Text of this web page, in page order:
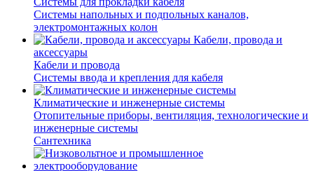
Системы напольных и подпольных каналов,
электромонтажных колон
Кабели, провода и
аксессуары
Кабели и провода
Системы ввода и крепления для кабеля
Климатические и инженерные системы
Отопительные приборы, вентиляция, технологические и
инженерные системы
Сантехника